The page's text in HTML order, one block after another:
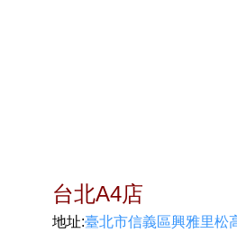
台北A4店
地址:臺北市信義區興雅里松